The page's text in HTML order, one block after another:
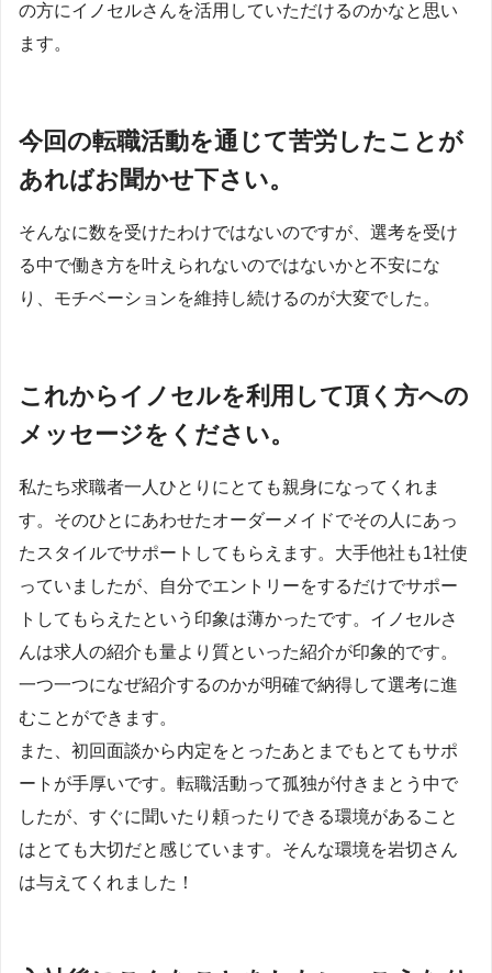
の方にイノセルさんを活用していただけるのかなと思い
ます。
今回の転職活動を通じて苦労したことが
あればお聞かせ下さい。
そんなに数を受けたわけではないのですが、選考を受け
る中で働き方を叶えられないのではないかと不安にな
り、モチベーションを維持し続けるのが大変でした。
これからイノセルを利用して頂く方への
メッセージをください。
私たち求職者一人ひとりにとても親身になってくれま
す。そのひとにあわせたオーダーメイドでその人にあっ
たスタイルでサポートしてもらえます。大手他社も1社使
っていましたが、自分でエントリーをするだけでサポー
トしてもらえたという印象は薄かったです。イノセルさ
んは求人の紹介も量より質といった紹介が印象的です。
一つ一つになぜ紹介するのかが明確で納得して選考に進
むことができます。
また、初回面談から内定をとったあとまでもとてもサポ
ートが手厚いです。転職活動って孤独が付きまとう中で
したが、すぐに聞いたり頼ったりできる環境があること
はとても大切だと感じています。そんな環境を岩切さん
は与えてくれました！